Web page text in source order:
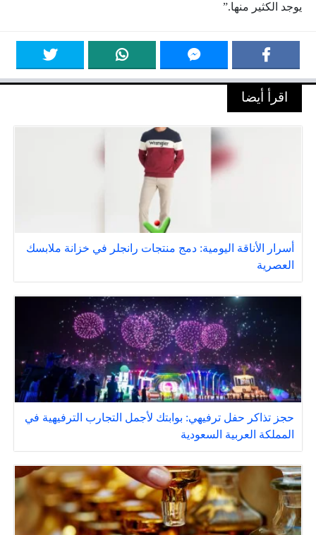
يوجد الكثير منها.”
اقرأ أيضا
أسرار الأناقة اليومية: دمج منتجات رانجلر في خزانة ملابسك
العصرية
حجز تذاكر حفل ترفيهي: بوابتك لأجمل التجارب الترفيهية في
المملكة العربية السعودية